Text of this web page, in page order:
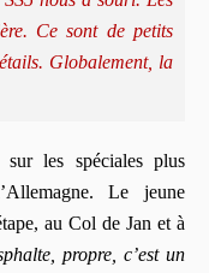
Ce sont de petits
Globalement, la
les spéciales plus
Le jeune
au Col de Jan et à
propre, c’est un